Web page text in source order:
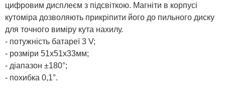
цифровим дисплеєм з підсвіткою. Магніти в корпусі
кутоміра дозволяють прикріпити його до пильного диску
для точного виміру кута нахилу.
- потужність батареї 3 V;
- розміри 51x51x33мм;
- діапазон ±180°;
- похибка 0,1°.